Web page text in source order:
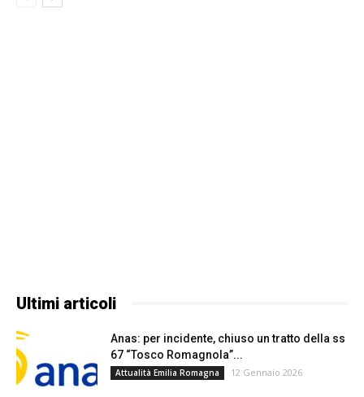
Ultimi articoli
Anas: per incidente, chiuso un tratto della ss
67 “Tosco Romagnola”...
Attualità Emilia Romagna 12 Gennaio 2026